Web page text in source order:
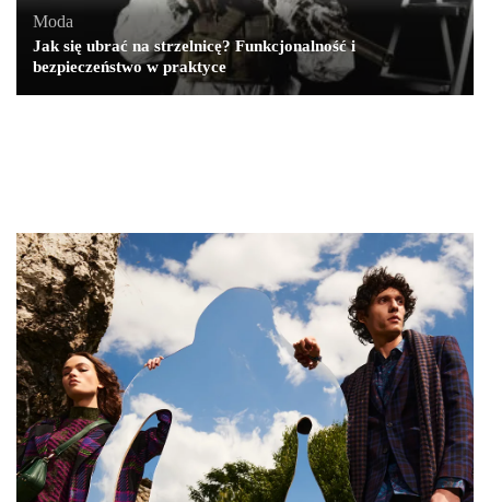
Moda
Jak się ubrać na strzelnicę? Funkcjonalność i
bezpieczeństwo w praktyce